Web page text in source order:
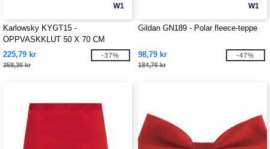
W1
Karlowsky KYGT15 -
OPPVASKKLUT 50 X 70 CM
225,79 kr
358,36 kr
-37%
W1
Gildan GN189 - Polar fleece-teppe
98,79 kr
184,76 kr
-47%